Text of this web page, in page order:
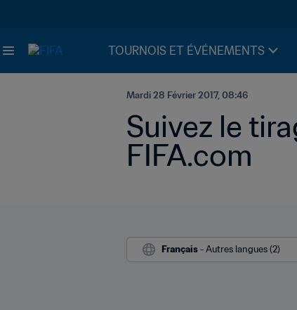
TOURNOIS ET ÉVÉNEMENTS
Mardi 28 Février 2017, 08:46
Suivez le
FIFA.com
Français - Autres langues (2)